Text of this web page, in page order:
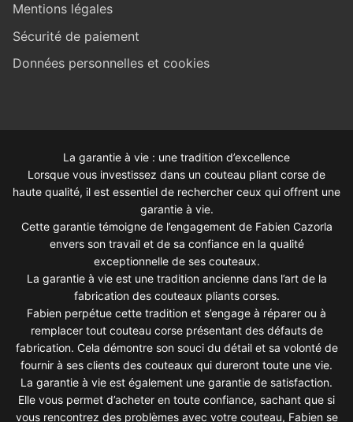
Mentions légales
Sécurité de paiement
Données personnelles et cookies
La garantie à vie : une tradition d’excellence
Lorsque vous investissez dans un couteau pliant corse de
haute qualité, il est essentiel de rechercher ceux qui offrent une
garantie à vie.
Cette garantie témoigne de l’engagement de Fabien Cazorla
envers son travail et de sa confiance en la qualité
exceptionnelle de ses couteaux.
La garantie à vie est une tradition ancienne dans l’art de la
fabrication des couteaux pliants corses.
Fabien perpétue cette tradition et s’engage à réparer ou à
remplacer tout couteau corse présentant des défauts de
fabrication. Cela démontre son souci du détail et sa volonté de
fournir à ses clients des couteaux qui dureront toute une vie.
La garantie à vie est également une garantie de satisfaction.
Elle vous permet d’acheter en toute confiance, sachant que si
vous rencontrez des problèmes avec votre couteau, Fabien se